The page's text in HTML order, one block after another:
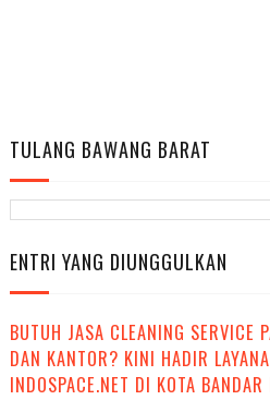
TULANG BAWANG BARAT
ENTRI YANG DIUNGGULKAN
BUTUH JASA CLEANING SERVICE
DAN KANTOR? KINI HADIR
INDOSPACE.NET DI KOTA BANDAR